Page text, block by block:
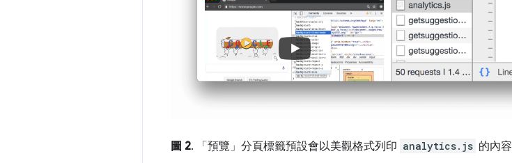
圖 2. 「預覽」 分頁標籤預設會以美觀格式列印 analytics.js 的內容